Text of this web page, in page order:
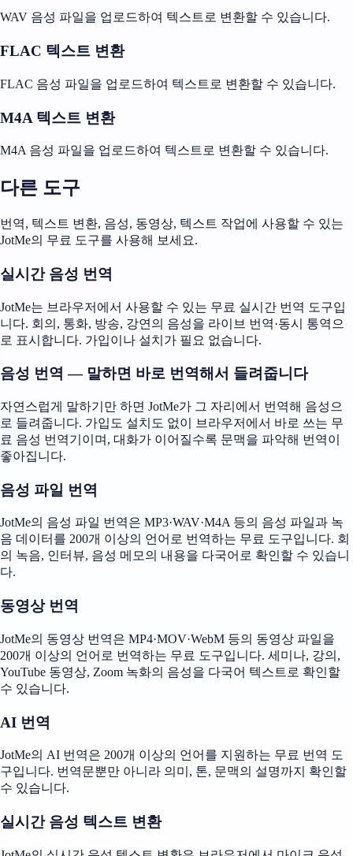
WAV 음성 파일을 업로드하여 텍스트로 변환할 수 있습니다.
FLAC 텍스트 변환
FLAC 음성 파일을 업로드하여 텍스트로 변환할 수 있습니다.
M4A 텍스트 변환
M4A 음성 파일을 업로드하여 텍스트로 변환할 수 있습니다.
다른 도구
번역, 텍스트 변환, 음성, 동영상, 텍스트 작업에 사용할 수 있는
JotMe의 무료 도구를 사용해 보세요.
실시간 음성 번역
JotMe는 브라우저에서 사용할 수 있는 무료 실시간 번역 도구입
니다. 회의, 통화, 방송, 강연의 음성을 라이브 번역·동시 통역으
로 표시합니다. 가입이나 설치가 필요 없습니다.
음성 번역 — 말하면 바로 번역해서 들려줍니다
자연스럽게 말하기만 하면 JotMe가 그 자리에서 번역해 음성으
로 들려줍니다. 가입도 설치도 없이 브라우저에서 바로 쓰는 무
료 음성 번역기이며, 대화가 이어질수록 문맥을 파악해 번역이
좋아집니다.
음성 파일 번역
JotMe의 음성 파일 번역은 MP3·WAV·M4A 등의 음성 파일과 녹
음 데이터를 200개 이상의 언어로 번역하는 무료 도구입니다. 회
의 녹음, 인터뷰, 음성 메모의 내용을 다국어로 확인할 수 있습니
다.
동영상 번역
JotMe의 동영상 번역은 MP4·MOV·WebM 등의 동영상 파일을
200개 이상의 언어로 번역하는 무료 도구입니다. 세미나, 강의,
YouTube 동영상, Zoom 녹화의 음성을 다국어 텍스트로 확인할
수 있습니다.
AI 번역
JotMe의 AI 번역은 200개 이상의 언어를 지원하는 무료 번역 도
구입니다. 번역문뿐만 아니라 의미, 톤, 문맥의 설명까지 확인할
수 있습니다.
실시간 음성 텍스트 변환